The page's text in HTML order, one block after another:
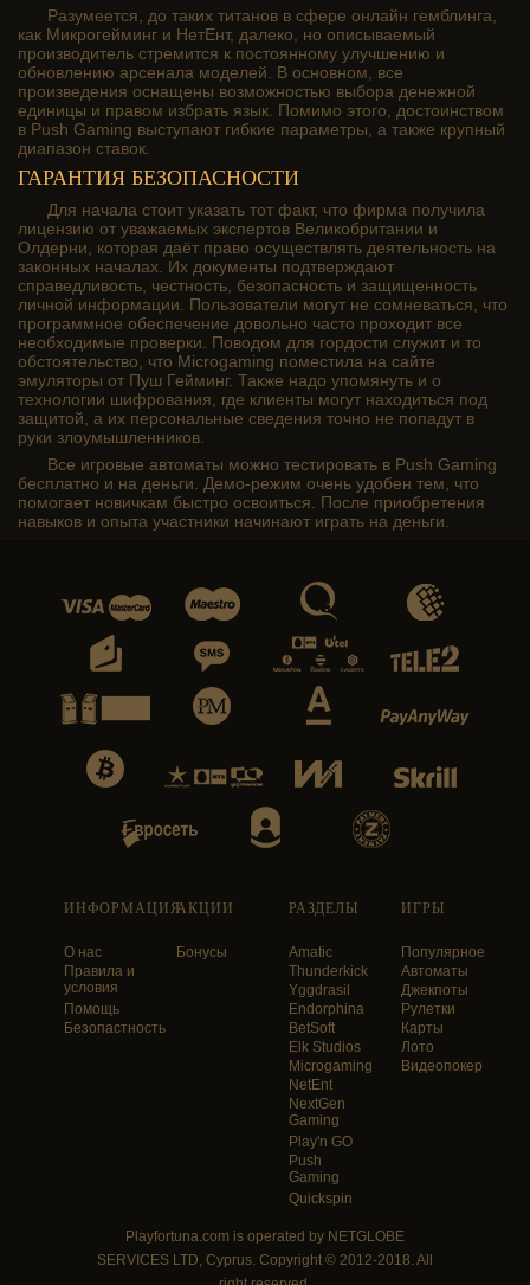
Разумеется, до таких титанов в сфере онлайн гемблинга,
как Микрогейминг и НетЕнт, далеко, но описываемый
производитель стремится к постоянному улучшению и
обновлению арсенала моделей. В основном, все
произведения оснащены возможностью выбора денежной
единицы и правом избрать язык. Помимо этого, достоинством
в Push Gaming выступают гибкие параметры, а также крупный
диапазон ставок.
ГАРАНТИЯ БЕЗОПАСНОСТИ
Для начала стоит указать тот факт, что фирма получила
лицензию от уважаемых экспертов Великобритании и
Олдерни, которая даёт право осуществлять деятельность на
законных началах. Их документы подтверждают
справедливость, честность, безопасность и защищенность
личной информации. Пользователи могут не сомневаться, что
программное обеспечение довольно часто проходит все
необходимые проверки. Поводом для гордости служит и то
обстоятельство, что Microgaming поместила на сайте
эмуляторы от Пуш Гейминг. Также надо упомянуть и о
технологии шифрования, где клиенты могут находиться под
защитой, а их персональные сведения точно не попадут в
руки злоумышленников.
Все игровые автоматы можно тестировать в Push Gaming
бесплатно и на деньги. Демо-режим очень удобен тем, что
помогает новичкам быстро освоиться. После приобретения
навыков и опыта участники начинают играть на деньги.
ИНФОРМАЦИЯ
О нас
Правила и
условия
Помощь
Безопастность
АКЦИИ
Бонусы
РАЗДЕЛЫ
Amatic
Thunderkick
Yggdrasil
Endorphina
BetSoft
Elk Studios
Microgaming
NetEnt
NextGen
Gaming
Play'n GO
Push
Gaming
Quickspin
ИГРЫ
Популярное
Автоматы
Джекпоты
Рулетки
Карты
Лото
Видеопокер
Playfortuna.com is operated by NETGLOBE
SERVICES LTD, Cyprus. Copyright © 2012-2018. All